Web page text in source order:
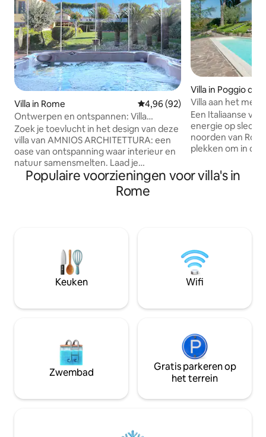
Villa in Rome Gemiddelde beoordeling van
4,96 (92)
Ontwerpen en ontspannen: Villa
d'Autore | Spa en tuin
Zoek je toevlucht in het design van deze
villa van AMNIOS ARCHITETTURA: een
oase van ontspanning waar interieur en
natuur samensmelten. Laad je
batterijen op in de spa met verwarmde
jacuzzi, omringd door de geuren van de
1.000 m² grote tuin, of ontspan in de
hometheater. Handige ligging om het
stadscentrum, de dorpen en de zee te
ontdekken. Het exclusieve
toevluchtsoord voor wie op zoek is naar
Ager Romanus in Rome.
Villa in Poggio
Villa aan het
Een Italiaanse
energie op
noorden van Rome. Het biedt
plekken om in de
tuin, de
uitzichtpunt, het
wettelijk een
euro per dag per
gevraagd. Leuk
voor een tochtje.
Populaire voorzieningen voor villa's in
Rome
Keuken Wifi
Zwembad
Gratis parkeren op
het terrein